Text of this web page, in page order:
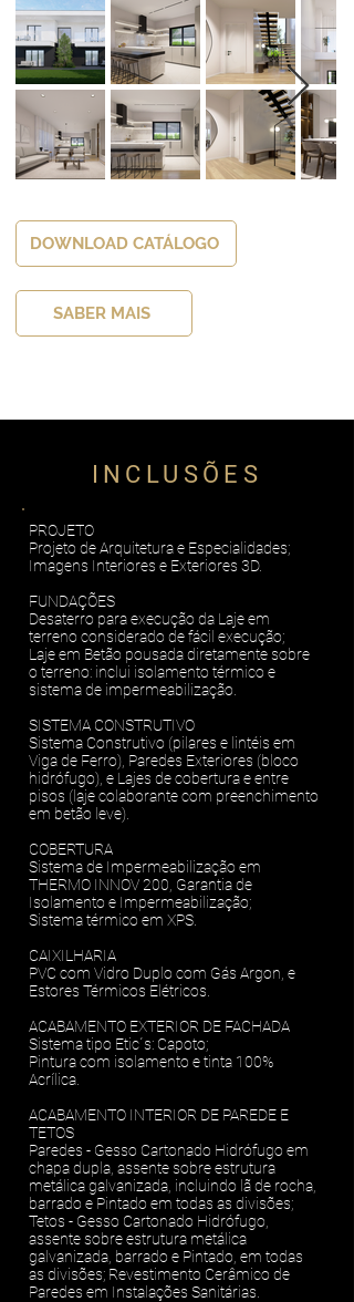
DOWNLOAD CATÁLOGO
SABER MAIS
INCLUSÕES
PROJETO
Projeto de Arquitetura e Especialidades;
Imagens Interiores e Exteriores 3D.
FUNDAÇÕES
Desaterro para execução da Laje em
terreno considerado de fácil execução;
Laje em Betão pousada diretamente sobre
o terreno: inclui isolamento térmico e
sistema de impermeabilização.
SISTEMA CONSTRUTIVO
Sistema Construtivo (pilares e lintéis em
Viga de Ferro), Paredes Exteriores (bloco
hidrófugo), e Lajes de cobertura e entre
pisos (laje colaborante com preenchimento
em betão leve).
COBERTURA
Sistema de Impermeabilização em
THERMO INNOV 200, Garantia de
Isolamento e Impermeabilização;
Sistema térmico em XPS.
CAIXILHARIA
PVC com Vidro Duplo com Gás Argon, e
Estores Térmicos Elétricos.
ACABAMENTO EXTERIOR DE FACHADA
Sistema tipo Etic´s: Capoto;
Pintura com isolamento e tinta 100%
Acrílica.
ACABAMENTO INTERIOR DE PAREDE E
TETOS
Paredes - Gesso Cartonado Hidrófugo em
chapa dupla, assente sobre estrutura
metálica galvanizada, incluindo lã de rocha,
barrado e Pintado em todas as divisões;
Tetos - Gesso Cartonado Hidrófugo,
assente sobre estrutura metálica
galvanizada, barrado e Pintado, em todas
as divisões; Revestimento Cerâmico de
Paredes em Instalações Sanitárias.